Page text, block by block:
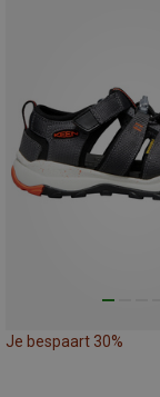
Je bespaart 30%